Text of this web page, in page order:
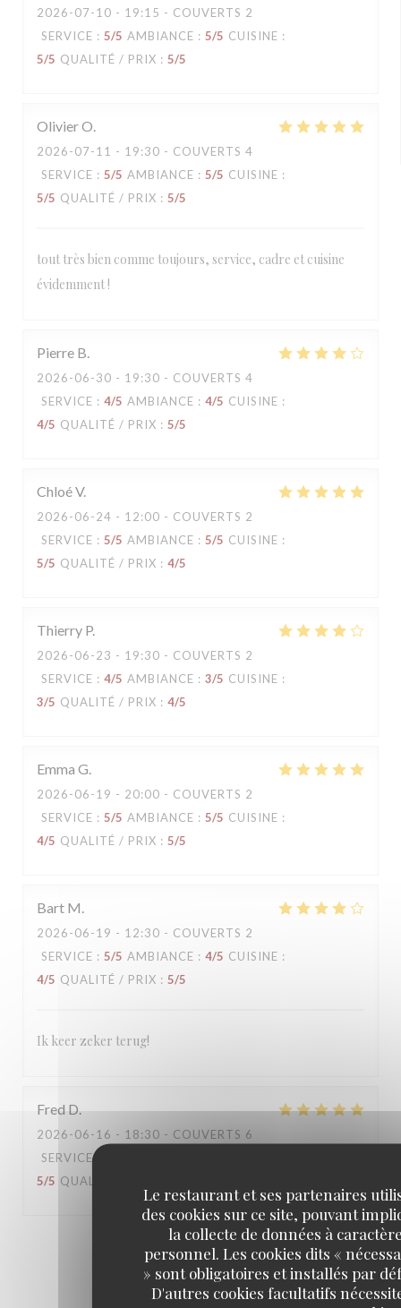
Le restaurant et ses partenaires
des cookies sur ce site, pouvant
la collecte de données à
personnel. Les cookies dits «
» sont obligatoires et installés par
D'autres cookies facultatifs
2026-07-10 - 19:15 - COUVERTS 2
SERVICE : 5/5 AMBIANCE : 5/5 CUISINE :
5/5 QUALITÉ / PRIX : 5/5
OlivierO
2026-07-11 - 19:30 - COUVERTS 4
SERVICE : 5/5 AMBIANCE : 5/5 CUISINE :
5/5 QUALITÉ / PRIX : 5/5
tout très bien comme toujours, service, cadre et cuisine
évidemment !
Pierre B
2026-06-30 - 19:30 - COUVERTS 4
SERVICE : 4/5 AMBIANCE : 4/5 CUISINE :
4/5 QUALITÉ / PRIX : 5/5
ChloéV
2026-06-24 - 12:00 - COUVERTS 2
SERVICE : 5/5 AMBIANCE : 5/5 CUISINE :
5/5 QUALITÉ / PRIX : 4/5
Thierry P
2026-06-23 - 19:30 - COUVERTS 2
SERVICE : 4/5 AMBIANCE : 3/5 CUISINE :
3/5 QUALITÉ / PRIX : 4/5
Emma G
2026-06-19 - 20:00 - COUVERTS 2
SERVICE : 5/5 AMBIANCE : 5/5 CUISINE :
4/5 QUALITÉ / PRIX : 5/5
Bart M
2026-06-19 - 12:30 - COUVERTS 2
SERVICE : 5/5 AMBIANCE : 4/5 CUISINE :
4/5 QUALITÉ / PRIX : 5/5
Ik keer zeker terug!
Fred D
2026-06-16 - 18:30 - COUVERTS 6
SERVICE:
5/5 QUALITÉ / PRIX